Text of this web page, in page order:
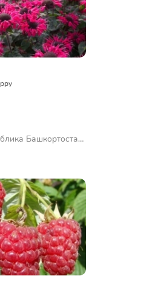
Башкортостан,